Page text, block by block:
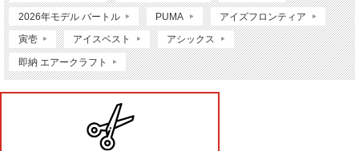
2026年モデル バートル PUMA アイズフロンティア
寅壱 アイスベスト アシックス
即納 エアークラフト